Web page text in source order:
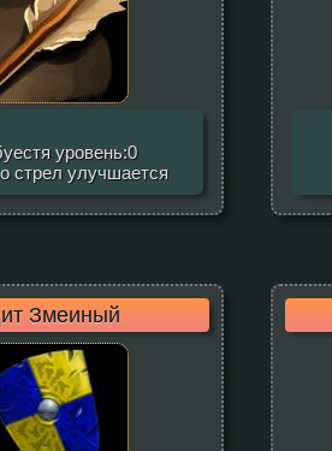
уровень:0
стрел улучшается
Змеиный